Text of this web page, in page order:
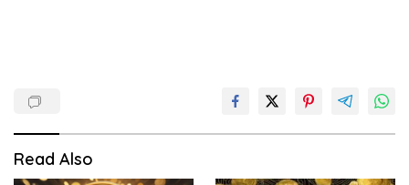
Read Also